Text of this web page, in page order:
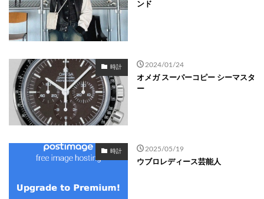
ンド
時計 2024/01/24
オメガ スーパーコピー シーマスタ
ー
時計 2025/05/19
ウブロレディース芸能人